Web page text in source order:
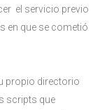
el servicio previo
en que se cometió
propio directorio
scripts que